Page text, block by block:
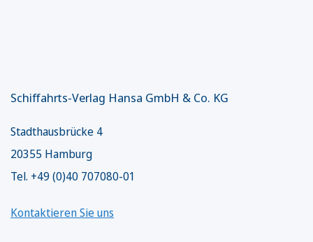
Schiffahrts-Verlag Hansa GmbH & Co. KG
Stadthausbrücke 4
20355 Hamburg
Tel. +49 (0)40 707080-01
Kontaktieren Sie uns